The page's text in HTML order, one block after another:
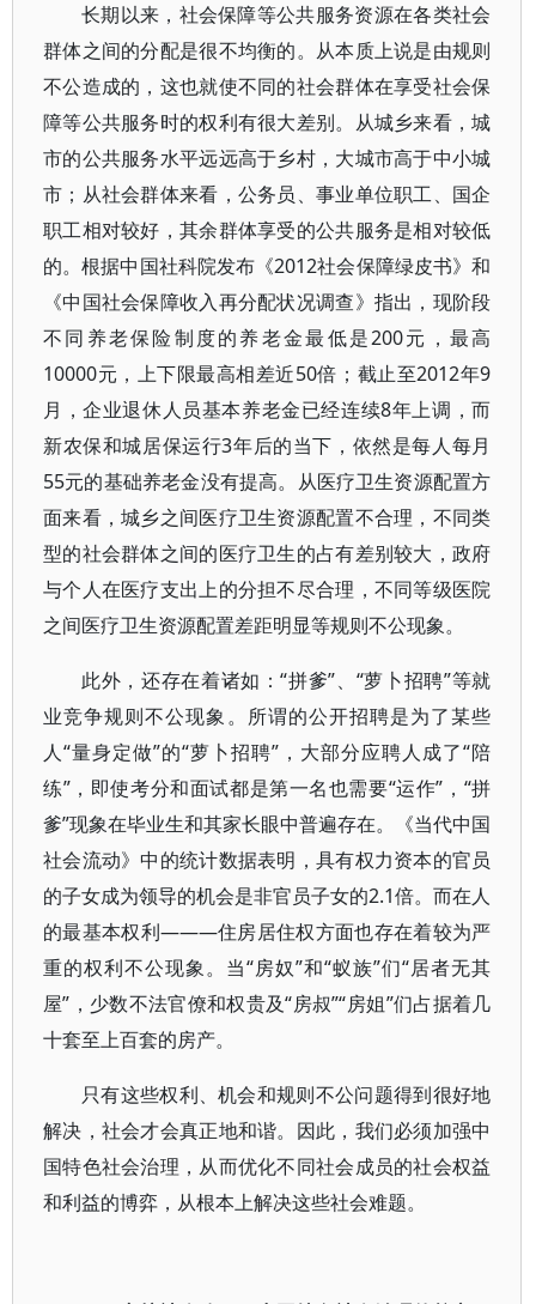
长期以来，社会保障等公共服务资源在各类社会
群体之间的分配是很不均衡的。从本质上说是由规则
不公造成的，这也就使不同的社会群体在享受社会保
障等公共服务时的权利有很大差别。从城乡来看，城
市的公共服务水平远远高于乡村，大城市高于中小城
市；从社会群体来看，公务员、事业单位职工、国企
职工相对较好，其余群体享受的公共服务是相对较低
的。根据中国社科院发布《2012社会保障绿皮书》和
《中国社会保障收入再分配状况调查》指出，现阶段
不同养老保险制度的养老金最低是200元，最高
10000元，上下限最高相差近50倍；截止至2012年9
月，企业退休人员基本养老金已经连续8年上调，而
新农保和城居保运行3年后的当下，依然是每人每月
55元的基础养老金没有提高。从医疗卫生资源配置方
面来看，城乡之间医疗卫生资源配置不合理，不同类
型的社会群体之间的医疗卫生的占有差别较大，政府
与个人在医疗支出上的分担不尽合理，不同等级医院
之间医疗卫生资源配置差距明显等规则不公现象。
此外，还存在着诸如：“拼爹”、“萝卜招聘”等就
业竞争规则不公现象。所谓的公开招聘是为了某些
人“量身定做”的“萝卜招聘”，大部分应聘人成了“陪
练”，即使考分和面试都是第一名也需要“运作”，“拼
爹”现象在毕业生和其家长眼中普遍存在。《当代中国
社会流动》中的统计数据表明，具有权力资本的官员
的子女成为领导的机会是非官员子女的2.1倍。而在人
的最基本权利———住房居住权方面也存在着较为严
重的权利不公现象。当“房奴”和“蚁族”们“居者无其
屋”，少数不法官僚和权贵及“房叔”“房姐”们占据着几
十套至上百套的房产。
只有这些权利、机会和规则不公问题得到很好地
解决，社会才会真正地和谐。因此，我们必须加强中
国特色社会治理，从而优化不同社会成员的社会权益
和利益的博弈，从根本上解决这些社会难题。